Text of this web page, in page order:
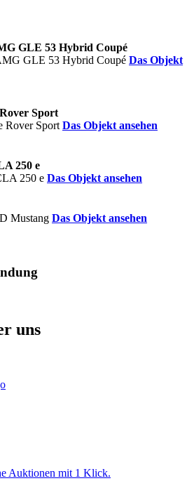
GLE 53 Hybrid Coupé
Das Objekt
Sport
Das Objekt ansehen
250 e
Das Objekt ansehen
Das Objekt ansehen
uns